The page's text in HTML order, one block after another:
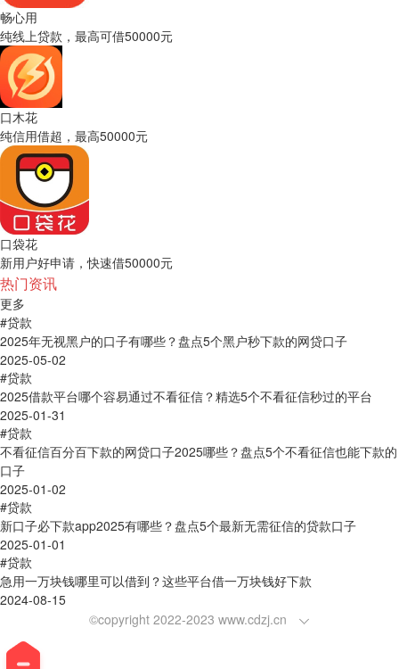
畅心用
纯线上贷款，最高可借50000元
口木花
纯信用借超，最高50000元
口袋花
新用户好申请，快速借50000元
热门资讯
更多
#贷款
2025年无视黑户的口子有哪些？盘点5个黑户秒下款的网贷口子
2025-05-02
#贷款
2025借款平台哪个容易通过不看征信？精选5个不看征信秒过的平台
2025-01-31
#贷款
不看征信百分百下款的网贷口子2025哪些？盘点5个不看征信也能下款的
口子
2025-01-02
#贷款
新口子必下款app2025有哪些？盘点5个最新无需征信的贷款口子
2025-01-01
#贷款
急用一万块钱哪里可以借到？这些平台借一万块钱好下款
2024-08-15
©copyright 2022-2023 www.cdzj.cn